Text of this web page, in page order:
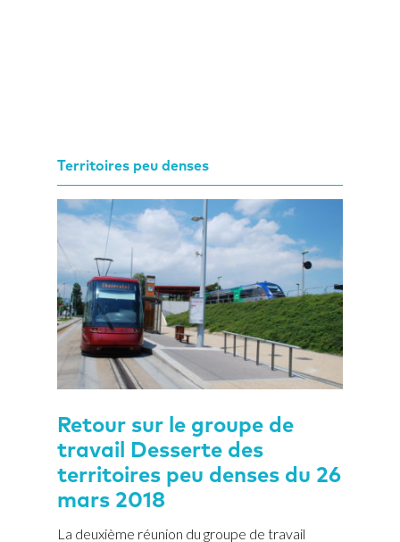
Territoires peu denses
Retour sur le groupe de
travail Desserte des
territoires peu denses du 26
mars 2018
La deuxième réunion du groupe de travail